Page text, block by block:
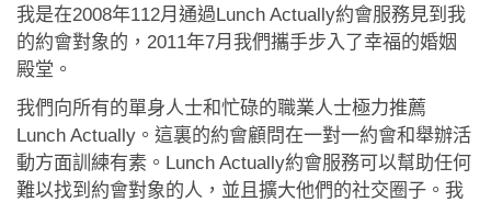
應用程式
聯絡我們
我是在2008年112月通過Lunch Actually約會服務見到我
的約會對象的，2011年7月我們攜手步入了幸福的婚姻
殿堂。
我們向所有的單身人士和忙碌的職業人士極力推薦
Lunch Actually。這裏的約會顧問在一對一約會和舉辦活
動方面訓練有素。Lunch Actually約會服務可以幫助任何
難以找到約會對象的人，並且擴大他們的社交圈子。我